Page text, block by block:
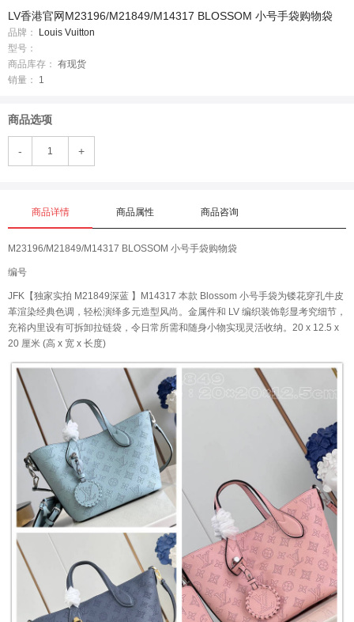
LV香港官网M23196/M21849/M14317 BLOSSOM 小号手袋购物袋
品牌：
Louis Vuitton
型号：
商品库存： 有现货
销量：
1
商品选项
- +
商品详情 商品属性 商品咨询
M23196/M21849/M14317 BLOSSOM 小号手袋购物袋
编号
JFK【独家实拍 M21849深蓝 】M14317 本款 Blossom 小号手袋为镂花穿孔牛皮
革渲染经典色调，轻松演绎多元造型风尚。金属件和 LV 编织装饰彰显考究细节，
充裕内里设有可拆卸拉链袋，令日常所需和随身小物实现灵活收纳。20 x 12.5 x
20 厘米 (高 x 宽 x 长度)